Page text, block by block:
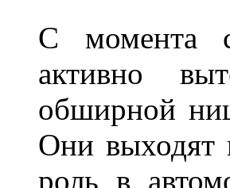
С момента
активно
обширной
Они выходят
роль в